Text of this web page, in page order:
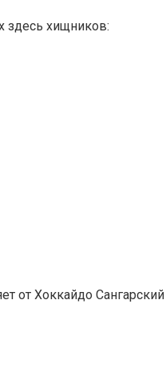
здесь хищников:
от Хоккайдо